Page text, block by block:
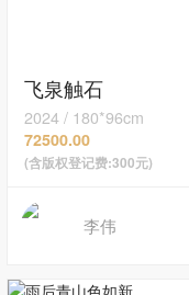
飞泉触石
2024/ 180*96cm
72500.00
(含版权登记费:300元)
李伟